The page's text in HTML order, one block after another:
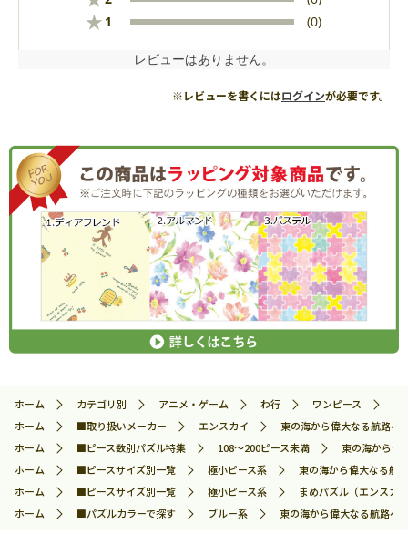
★ 1 (0)
レビューはありません。
※レビューを書くにはログインが必要です。
ホーム カテゴリ別 アニメ・ゲーム わ行 ワンピース
ホーム
■取り扱いメーカー エンスカイ
東の海から偉大なる航路
ホーム
■ピース数別パズル特集 108～200ピース未満
東の海から偉
ホーム
■ピースサイズ別一覧 極小ピース系
東の海から偉大なる
ホーム
■ピースサイズ別一覧 極小ピース系
まめパズル（エンスカ
ホーム
■パズルカラーで探す ブルー系 東の海から偉大なる航路